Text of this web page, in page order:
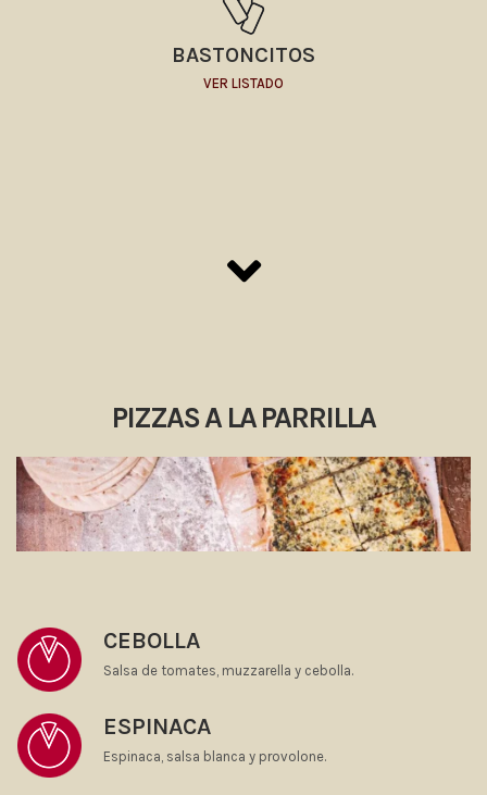
BASTONCITOS
VER LISTADO
PIZZAS A LA PARRILLA
CEBOLLA
Salsa de tomates, muzzarella y cebolla.
ESPINACA
Espinaca, salsa blanca y provolone.